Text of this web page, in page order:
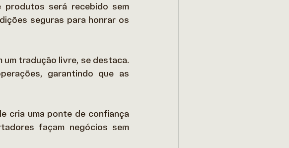
produtos será recebido sem
seguras para honrar os
um tradução livre, se destaca.
garantindo que as
cria uma ponte de confiança
façam negócios sem